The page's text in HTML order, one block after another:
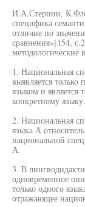
И.А.Стернин,
специфика
отличие по
сравнения»[154,
методологические
1. Национальная
выявляется
языком и является
конкретному языку.
2. Национальная
языка А
национальной
А.
3. В
одновременное
только одного
отражающее